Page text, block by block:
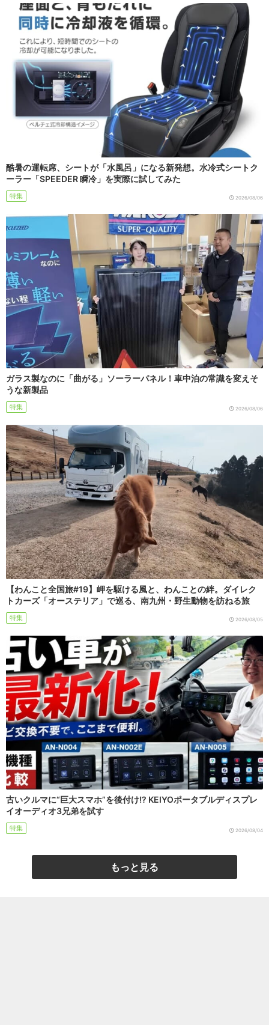
酷暑の運転席、シートが「水風呂」になる新発想。水冷式シートク
ーラー「SPEEDER 瞬冷」を実際に試してみた
特集 2026/08/06
ガラス製なのに「曲がる」ソーラーパネル！車中泊の常識を変えそ
うな新製品
特集 2026/08/06
【わんこと全国旅#19】岬を駆ける風と、わんことの絆。ダイレク
トカーズ「オーステリア」で巡る、南九州・野生動物を訪ねる旅
特集 2026/08/05
古いクルマに“巨大スマホ”を後付け!? KEIYOポータブルディスプレ
イオーディオ3兄弟を試す
特集 2026/08/04
もっと見る